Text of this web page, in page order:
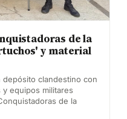
de la
y material
depósito clandestino con
y equipos militares
de la